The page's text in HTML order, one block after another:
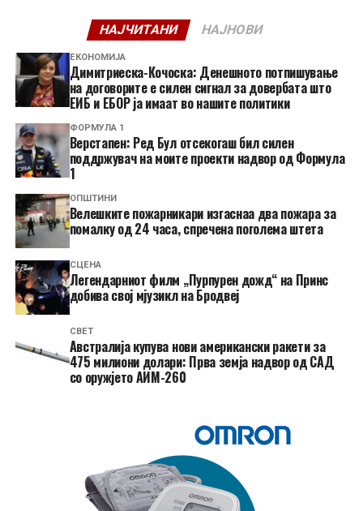
НАЈЧИТАНИ НАЈНОВИ
ЕКОНОМИЈА
Димитриеска-Кочоска: Денешното потпишување
на договорите е силен сигнал за довербата што
ЕИБ и ЕБОР ја имаат во нашите политики
ФОРМУЛА 1
Верстапен: Ред Бул отсекогаш бил силен
поддржувач на моите проекти надвор од Формула
1
ОПШТИНИ
Велешките пожарникари изгаснаа два пожара за
помалку од 24 часа, спречена поголема штета
СЦЕНА
Легендарниот филм „Пурпурен дожд“ на Принс
добива свој мјузикл на Бродвеј
СВЕТ
Австралија купува нови американски ракети за
475 милиони долари: Прва земја надвор од САД
со оружјето АИМ-260